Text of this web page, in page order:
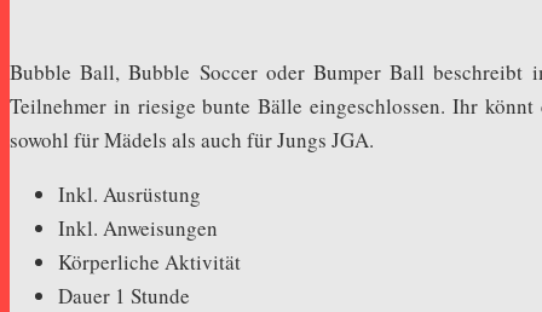
Bubble Ball, Bubble Soccer oder Bumper Ball beschreibt
Teilnehmer in riesige bunte Bälle eingeschlossen. Ihr
sowohl für Mädels als auch für Jungs JGA.
Inkl. Ausrüstung
Inkl. Anweisungen
Körperliche Aktivität
Dauer 1 Stunde